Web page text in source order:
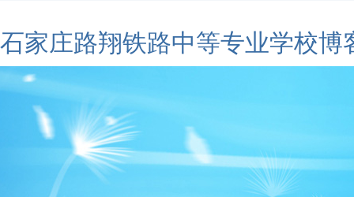
石家庄路翔铁路中等专业学校博